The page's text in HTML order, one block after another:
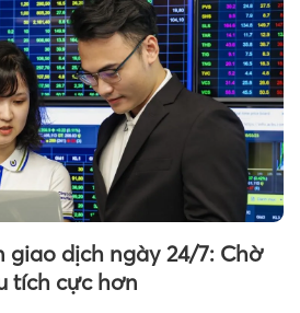
giao dịch ngày 24/7: Chờ
tích cực hơn